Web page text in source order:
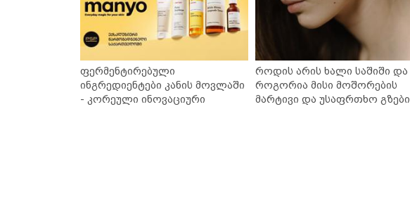
ფერმენტირებული
ინგრედიენტები კანის მოვლაში
- კორეული ინოვაციური
როდის არის ხალი საშიში და
როგორია მისი მოშორების
მარტივი და უსაფრთხო გზები